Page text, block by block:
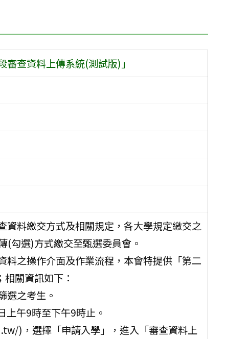
審查資料上傳系統(測試版)」
資料繳交方式及相關規定，各大學規定繳交之
(勾選)方式繳交至甄選委員會。
之操作介面及作業流程，本會特提供「第二
關資訊如下：
選之考生。
午9時至下午9時止。
)，選擇「申請入學」，進入「審查資料上